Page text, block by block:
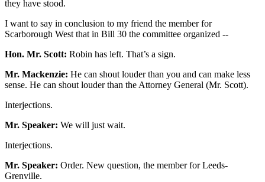
they have stood.
I want to say in conclusion to my friend the member for
Scarborough West that in Bill 30 the committee organized --
Hon. Mr. Scott: Robin has left. That’s a sign.
Mr. Mackenzie: He can shout louder than you and can make less
sense. He can shout louder than the Attorney General (Mr. Scott).
Interjections.
Mr. Speaker: We will just wait.
Interjections.
Mr. Speaker: Order. New question, the member for Leeds-
Grenville.